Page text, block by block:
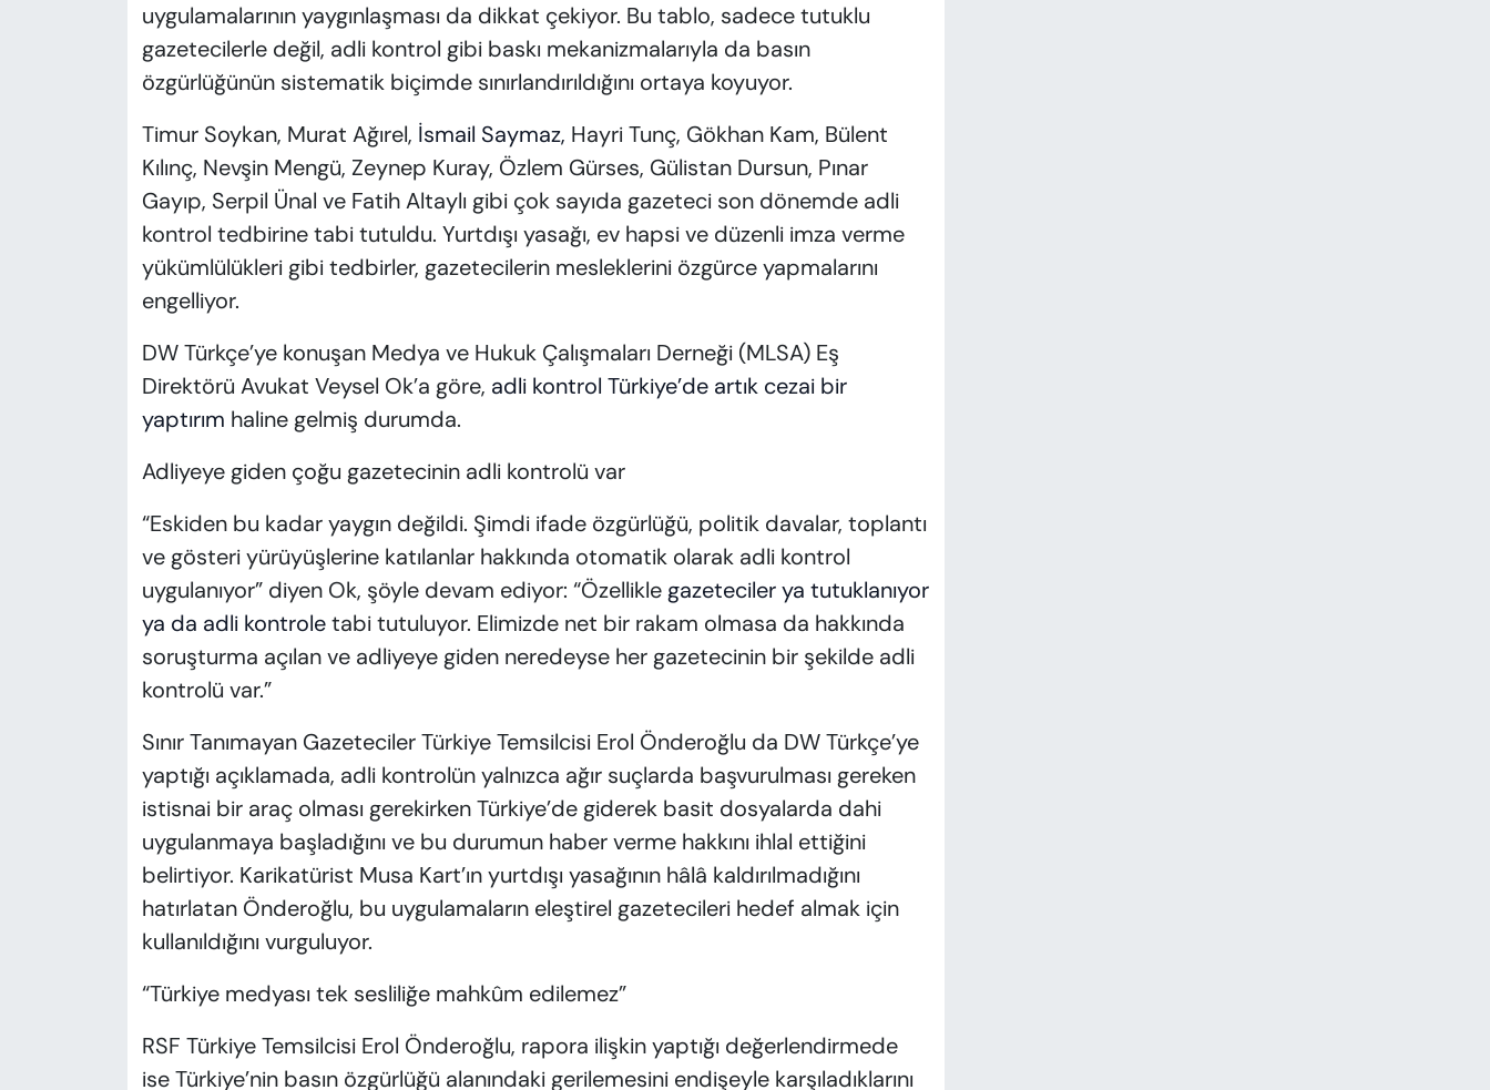
uygulamalarının yaygınlaşması da dikkat çekiyor. Bu tablo, sadece tutuklu
gazetecilerle değil, adli kontrol gibi baskı mekanizmalarıyla da basın
özgürlüğünün sistematik biçimde sınırlandırıldığını ortaya koyuyor.
Timur Soykan, Murat Ağırel, İsmail Saymaz, Hayri Tunç, Gökhan Kam, Bülent
Kılınç, Nevşin Mengü, Zeynep Kuray, Özlem Gürses, Gülistan Dursun, Pınar
Gayıp, Serpil Ünal ve Fatih Altaylı gibi çok sayıda gazeteci son dönemde adli
kontrol tedbirine tabi tutuldu. Yurtdışı yasağı, ev hapsi ve düzenli imza verme
yükümlülükleri gibi tedbirler, gazetecilerin mesleklerini özgürce yapmalarını
engelliyor.
DW Türkçe’ye konuşan Medya ve Hukuk Çalışmaları Derneği (MLSA) Eş
Direktörü Avukat Veysel Ok’a göre, adli kontrol Türkiye’de artık cezai bir
yaptırım haline gelmiş durumda.
Adliyeye giden çoğu gazetecinin adli kontrolü var
“Eskiden bu kadar yaygın değildi. Şimdi ifade özgürlüğü, politik davalar, toplantı
ve gösteri yürüyüşlerine katılanlar hakkında otomatik olarak adli kontrol
uygulanıyor” diyen Ok, şöyle devam ediyor: “Özellikle gazeteciler ya tutuklanıyor
ya da adli kontroletabi tutuluyor. Elimizde net bir rakam olmasa da hakkında
soruşturma açılan ve adliyeye giden neredeyse her gazetecinin bir şekilde adli
kontrolü var.”
Sınır Tanımayan Gazeteciler Türkiye Temsilcisi Erol Önderoğlu da DW Türkçe’ye
yaptığı açıklamada, adli kontrolün yalnızca ağır suçlarda başvurulması gereken
istisnai bir araç olması gerekirken Türkiye’de giderek basit dosyalarda dahi
uygulanmaya başladığını ve bu durumun haber verme hakkını ihlal ettiğini
belirtiyor. Karikatürist Musa Kart’ın yurtdışı yasağının hâlâ kaldırılmadığını
hatırlatan Önderoğlu, bu uygulamaların eleştirel gazetecileri hedef almak için
kullanıldığını vurguluyor.
“Türkiye medyası tek sesliliğe mahkûm edilemez”
RSF Türkiye Temsilcisi Erol Önderoğlu, rapora ilişkin yaptığı değerlendirmede
ise Türkiye’nin basın özgürlüğü alanındaki gerilemesini endişeyle karşıladıklarını